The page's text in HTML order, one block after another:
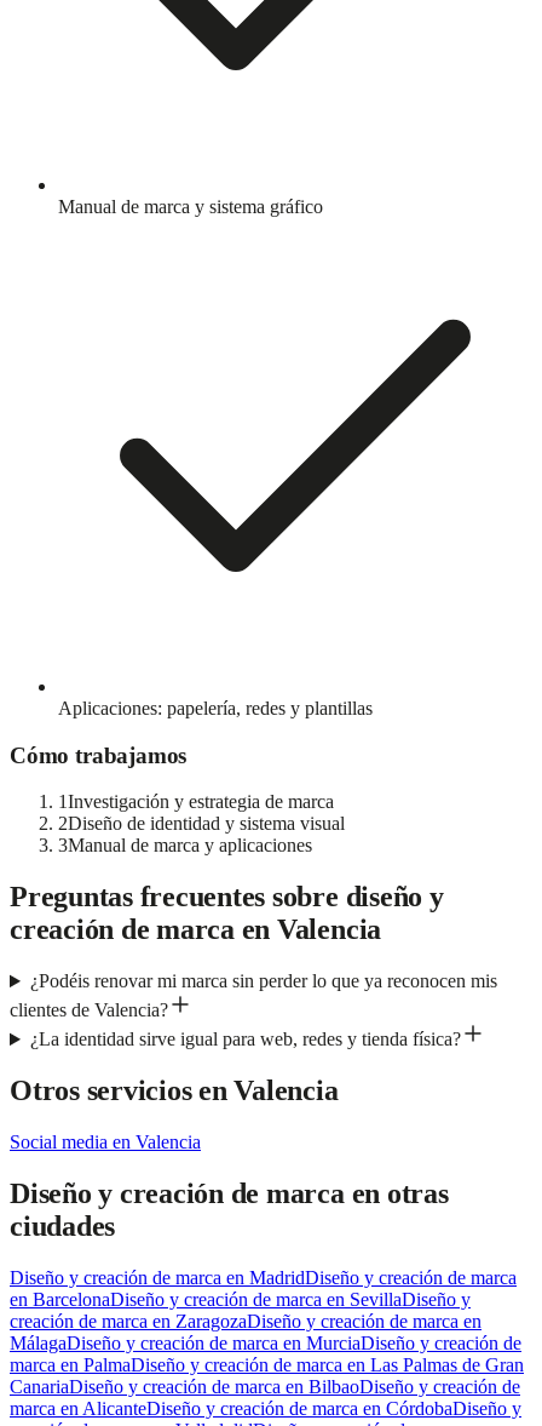
Manual de marca y sistema gráfico
Aplicaciones: papelería, redes y plantillas
Cómo trabajamos
1Investigación y estrategia de marca
2Diseño de identidad y sistema visual
3Manual de marca y aplicaciones
Preguntas frecuentes sobre diseño y
creación de marcaen Valencia
¿Podéis renovar mi marca sin perder lo que ya reconocen mis
clientes de Valencia?
¿La identidad sirve igual para web, redes y tienda física?
Otros servicios enValencia
Social media en Valencia
Diseño y creación de marca en otras
ciudades
Diseño y creación de marca en MadridDiseño y creación de marca
en BarcelonaDiseño y creación de marca en SevillaDiseño y
creación de marca en ZaragozaDiseño y creación de marca en
MálagaDiseño y creación de marca en MurciaDiseño y creación de
marca en PalmaDiseño y creación de marca en Las Palmas de Gran
CanariaDiseño y creación de marca en BilbaoDiseño y creación de
marca en AlicanteDiseño y creación de marca en CórdobaDiseño y